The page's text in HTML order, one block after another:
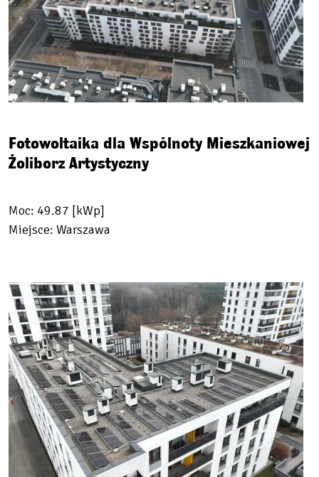
Fotowoltaika dla Wspólnoty Mieszkaniowej
Żoliborz Artystyczny
Moc: 49.87 [kWp]
Miejsce: Warszawa